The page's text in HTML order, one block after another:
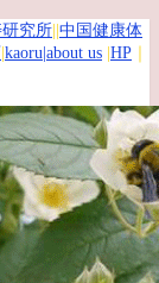
究所 中国健康体
kaoru |about us HP